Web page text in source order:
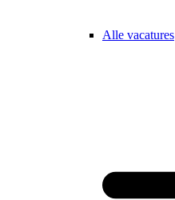
Alle vacatures